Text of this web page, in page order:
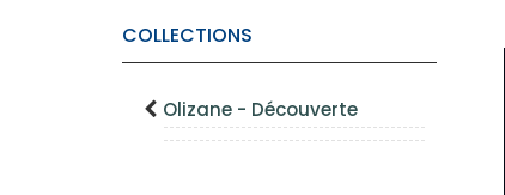
COLLECTIONS
Olizane - Découverte